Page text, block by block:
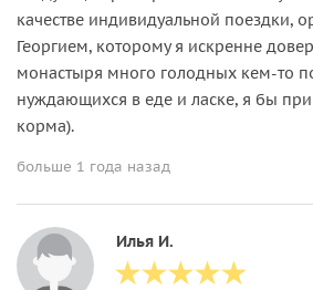
качестве индивидуальной поездки,
Георгием, которому я искренне
монастыря много голодных кем-то
нуждающихся в еде и ласке, я бы
корма).
больше 1 года назад
Илья И.